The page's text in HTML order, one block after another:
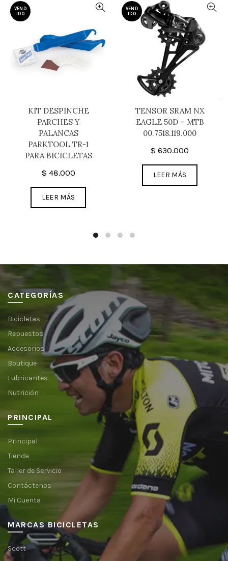
VEND
IDO
KIT DESPINCHE
PARCHES Y
PALANCAS
PARKTOOL TR-1
PARA BICICLETAS
$ 48.000
LEER MÁS
VEND
IDO
TENSOR SRAM NX
EAGLE 50D – MTB
00.7518.119.000
$ 630.000
LEER MÁS
CATEGORÍAS
Bicicletas
Repuestos
Accesorios
Boutique
Lubricantes
Nutrición
PRINCIPAL
Principal
Tienda
Taller de Servicio
Contáctenos
Mi Cuenta
MARCAS BICICLETAS
Scott